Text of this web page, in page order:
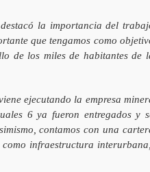
la importancia del
que tengamos como
de los miles de habitantes de
ejecutando la empresa
6 ya fueron entregados y
contamos con una
como infraestructura